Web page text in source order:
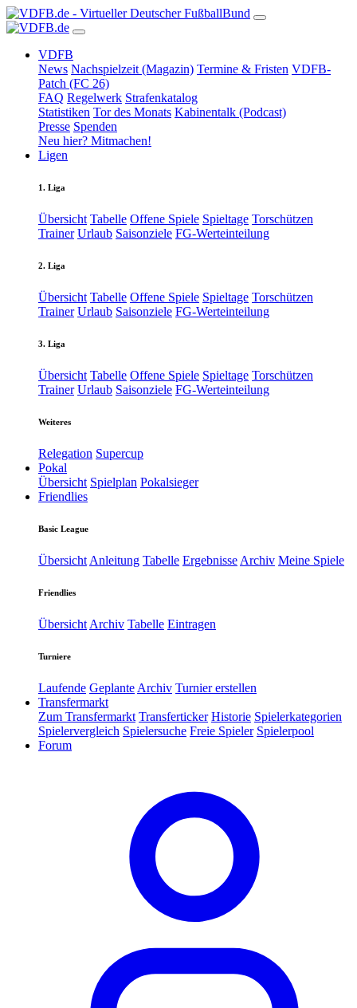
VDFB
News Nachspielzeit (Magazin) Termine & Fristen VDFB-
Patch (FC 26)
FAQ Regelwerk Strafenkatalog
Statistiken Tor des Monats Kabinentalk (Podcast)
Presse Spenden
Neu hier? Mitmachen!
Ligen
1. Liga
Übersicht Tabelle Offene Spiele Spieltage Torschützen
Trainer Urlaub Saisonziele FG-Werteinteilung
2. Liga
Übersicht Tabelle Offene Spiele Spieltage Torschützen
Trainer Urlaub Saisonziele FG-Werteinteilung
3. Liga
Übersicht Tabelle Offene Spiele Spieltage Torschützen
Trainer Urlaub Saisonziele FG-Werteinteilung
Weiteres
Relegation Supercup
Pokal
Übersicht Spielplan Pokalsieger
Friendlies
Basic League
Übersicht Anleitung Tabelle Ergebnisse Archiv Meine Spiele
Friendlies
Übersicht Archiv Tabelle Eintragen
Turniere
Laufende Geplante Archiv Turnier erstellen
Transfermarkt
Zum Transfermarkt Transferticker Historie Spielerkategorien
Spielervergleich Spielersuche Freie Spieler Spielerpool
Forum